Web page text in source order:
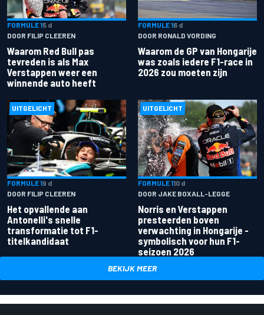
FORMULE 15 d
DOOR FILIP CLEEREN
Waarom Red Bull pas
tevreden is als Max
Verstappen weer een
winnende auto heeft
FORMULE 16 d
DOOR RONALD VORDING
Waarom de GP van Hongarije
was zoals iedere F1-race in
2026 zou moeten zijn
UITGELICHT
FORMULE 19 d
DOOR FILIP CLEEREN
Het opvallende aan
Antonelli's snelle
transformatie tot F1-
titelkandidaat
UITGELICHT
FORMULE 110 d
DOOR JAKE BOXALL-LEGGE
Norris en Verstappen
presteerden boven
verwachting in Hongarije -
symbolisch voor hun F1-
seizoen 2026
BEKIJK MEER